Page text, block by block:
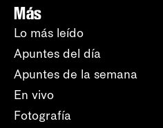
Más
Lo más leído
Apuntes del día
Apuntes de la semana
En vivo
Fotografía